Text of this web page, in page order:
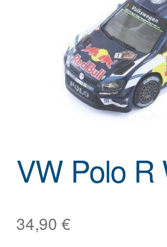
VW Polo R
34,90 €